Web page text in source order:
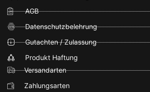
AGB
Datenschutzbelehrung
Gutachten / Zulassung
Produkt Haftung
Versandarten
Zahlungsarten